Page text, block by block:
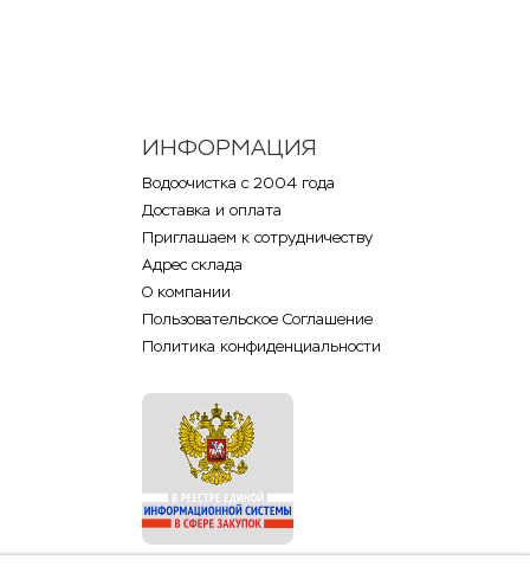
ИНФОРМАЦИЯ
Водоочистка с 2004 года
Доставка и оплата
Приглашаем к сотрудничеству
Адрес склада
О компании
Пользовательское Соглашение
Политика конфиденциальности